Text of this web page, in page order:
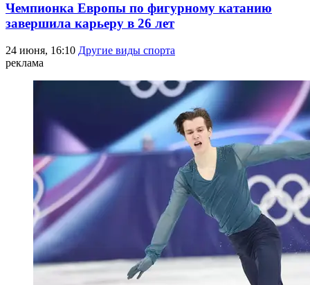
Чемпионка Европы по фигурному катанию
завершила карьеру в 26 лет
24 июня, 16:10 Другие виды спорта
реклама